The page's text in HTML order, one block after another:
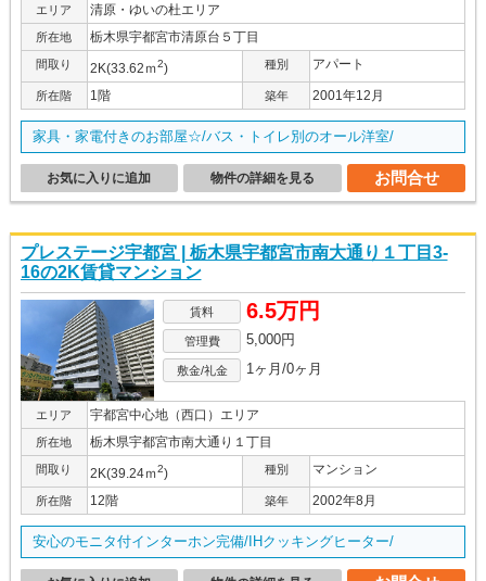
エリア 清原・ゆいの杜エリア
所在地 栃木県宇都宮市清原台５丁目
間取り 2K(33.62ｍ2) 種別 アパート
所在階 1階 築年 2001年12月
家具・家電付きのお部屋☆/バス・トイレ別のオール洋室/
お問合せ
物件の詳細を見る
お気に入りに追加
プレステージ宇都宮 | 栃木県宇都宮市南大通り１丁目3-
16の2K賃貸マンション
賃料 6.5万円
管理費 5,000円
敷金/礼金 1ヶ月/0ヶ月
エリア 宇都宮中心地（西口）エリア
所在地 栃木県宇都宮市南大通り１丁目
間取り 2K(39.24ｍ2) 種別 マンション
所在階 12階 築年 2002年8月
安心のモニタ付インターホン完備/IHクッキングヒーター/